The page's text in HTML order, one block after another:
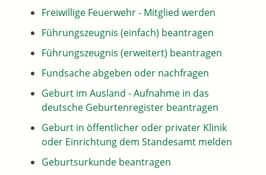
Freiwillige Feuerwehr - Mitglied werden
Führungszeugnis (einfach) beantragen
Führungszeugnis (erweitert) beantragen
Fundsache abgeben oder nachfragen
Geburt im Ausland - Aufnahme in das
deutsche Geburtenregister beantragen
Geburt in öffentlicher oder privater Klinik
oder Einrichtung dem Standesamt melden
Geburtsurkunde beantragen